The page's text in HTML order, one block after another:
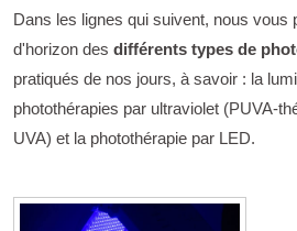
Dans les lignes qui suivent, nous vous
d'horizon des différents types de
pratiqués de nos jours, à savoir : la
photothérapies par ultraviolet (PUVA-
UVA) et la photothérapie par LED.